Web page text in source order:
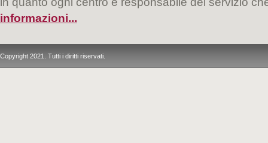
informazioni...
Copyright 2021. Tutti i diritti riservati.